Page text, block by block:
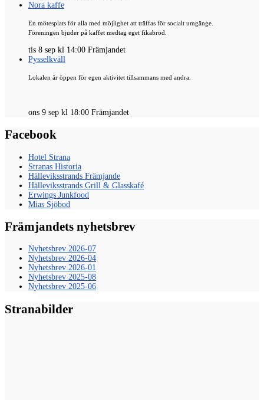
Nora kaffe
En mötesplats för alla med möjlighet att träffas för socialt umgänge.
Föreningen bjuder på kaffet medtag eget fikabröd.
tis 8 sep kl 14:00 Främjandet
Pysselkväll
Lokalen är öppen för egen aktivitet tillsammans med andra.
ons 9 sep kl 18:00 Främjandet
Facebook
Hotel Strana
Stranas Historia
Hälleviksstrands Främjande
Hälleviksstrands Grill & Glasskafé
Erwings Junkfood
Mias Sjöbod
Främjandets nyhetsbrev
Nyhetsbrev 2026-07
Nyhetsbrev 2026-04
Nyhetsbrev 2026-01
Nyhetsbrev 2025-08
Nyhetsbrev 2025-06
Stranabilder